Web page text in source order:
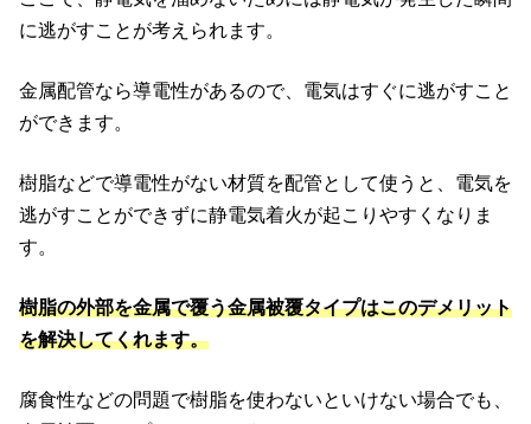
に逃がすことが考えられます。
金属配管なら導電性があるので、電気はすぐに逃がすこと
ができます。
樹脂などで導電性がない材質を配管として使うと、電気を
逃がすことができずに静電気着火が起こりやすくなりま
す。
樹脂の外部を金属で覆う金属被覆タイプはこのデメリット
を解決してくれます。
腐食性などの問題で樹脂を使わないといけない場合でも、